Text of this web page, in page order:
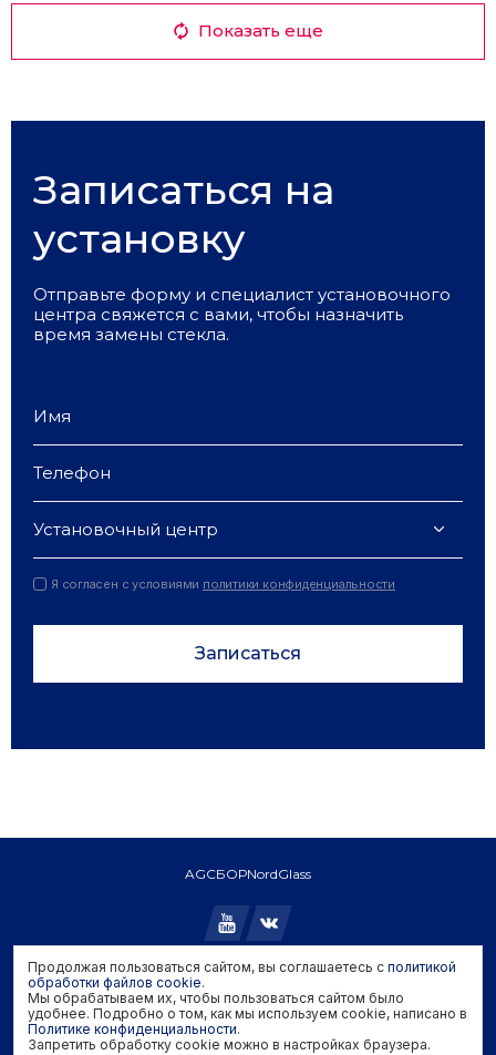
Показать еще
Записаться на
установку
Отправьте форму и специалист установочного
центра свяжется с вами, чтобы назначить
время замены стекла.
Установочный центр
Я согласен с условиями политики конфиденциальности
Записаться
AGCБОРNordGlass
Copyright © 2026 AGC. All rights reserved.
Политика конфиденциальности
Политика обработки файлов cookie
Продолжая пользоваться сайтом, вы соглашаетесь с политикой
обработки файлов cookie.
Мы обрабатываем их, чтобы пользоваться сайтом было
удобнее. Подробно о том, как мы используем cookie, написано в
Политике конфиденциальности.
Запретить обработку cookie можно в настройках браузера.